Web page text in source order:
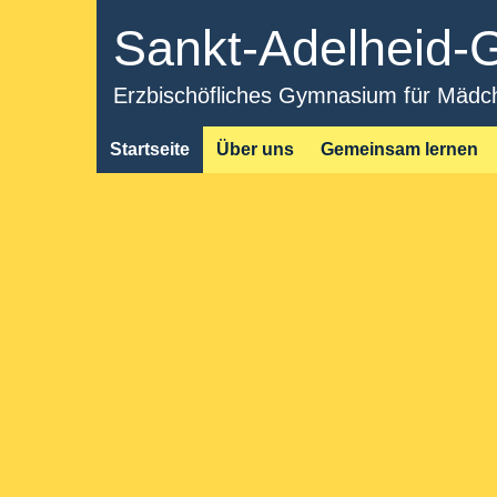
Sankt-Adelheid-
Erzbischöfliches Gymnasium für
Startseite Über uns Gemeinsam lernen